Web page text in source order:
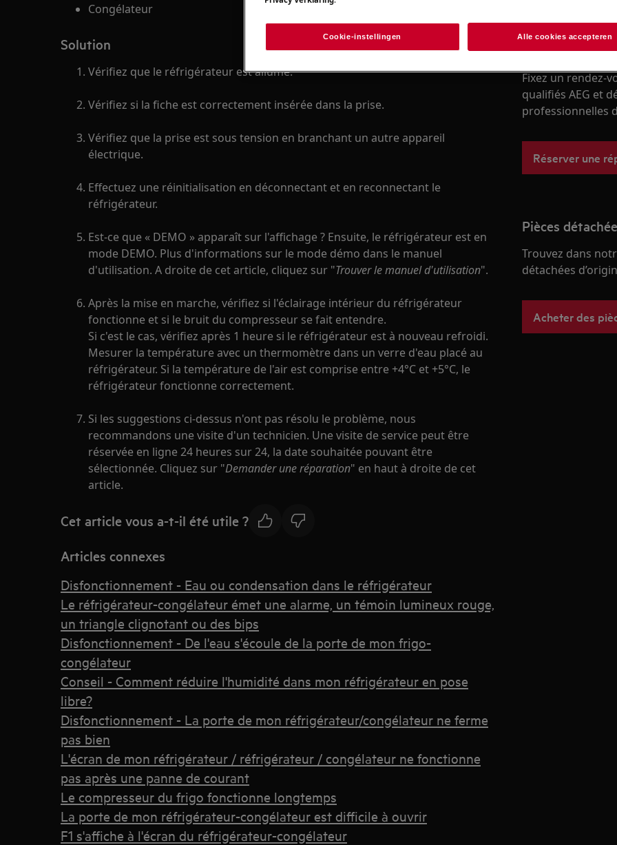
Congélateur
Solution
Vérifiez que le réfrigérateur est allumé.
Vérifiez si la fiche est correctement insérée dans la prise.
Vérifiez que la prise est sous tension en branchant un autre appareil
électrique.
Effectuez une réinitialisation en déconnectant et en reconnectant le
réfrigérateur.
Est-ce que « DEMO » apparaît sur l'affichage ? Ensuite, le réfrigérateur est en
mode DEMO. Plus d'informations sur le mode démo dans le manuel
d'utilisation. A droite de cet article, cliquez sur "Trouver le manuel d'utilisation".
Après la mise en marche, vérifiez si l'éclairage intérieur du réfrigérateur
fonctionne et si le bruit du compresseur se fait entendre.
Si c'est le cas, vérifiez après 1 heure si le réfrigérateur est à nouveau refroidi.
Mesurer la température avec un thermomètre dans un verre d'eau placé au
réfrigérateur. Si la température de l'air est comprise entre +4°C et +5°C, le
réfrigérateur fonctionne correctement.
Si les suggestions ci-dessus n'ont pas résolu le problème, nous
recommandons une visite d'un technicien. Une visite de service peut être
réservée en ligne 24 heures sur 24, la date souhaitée pouvant être
sélectionnée. Cliquez sur "Demander une réparation" en haut à droite de cet
article.
Cet article vous a-t-il été utile ?
Articles connexes
Disfonctionnement - Eau ou condensation dans le réfrigérateur
Le réfrigérateur-congélateur émet une alarme, un témoin lumineux rouge,
un triangle clignotant ou des bips
Disfonctionnement - De l'eau s'écoule de la porte de mon frigo-
congélateur
Conseil - Comment réduire l'humidité dans mon réfrigérateur en pose
libre?
Disfonctionnement - La porte de mon réfrigérateur/congélateur ne ferme
pas bien
L'écran de mon réfrigérateur / réfrigérateur / congélateur ne fonctionne
pas après une panne de courant
Le compresseur du frigo fonctionne longtemps
La porte de mon réfrigérateur-congélateur est difficile à ouvrir
F1 s'affiche à l'écran du réfrigérateur-congélateur
Réparation par
Fixez un rendez-
qualifiés AEG et
professionnelles
Réserver une
Pièces
Trouvez dans
détachées
Acheter des
Cookie-instellingen Alle cookies accepteren